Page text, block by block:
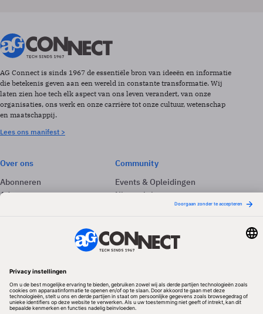
AG Connect is sinds 1967 de essentiële bron van ideeën en informatie
die betekenis geven aan een wereld in constante transformatie. Wij
laten zien hoe tech elk aspect van ons leven verandert, van onze
organisaties, ons werk en onze carrière tot onze cultuur, wetenschap
en maatschappij.
Lees ons manifest >
Over ons
Abonneren
Adverteren
Community
Events & Opleidingen
Nieuwsbrieven
Volg ons